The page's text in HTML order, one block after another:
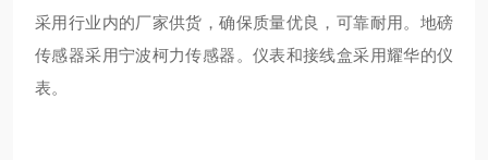
采用行业内的厂家供货，确保质量优良，可靠耐用。地磅
传感器采用宁波柯力传感器。仪表和接线盒采用耀华的仪
表。